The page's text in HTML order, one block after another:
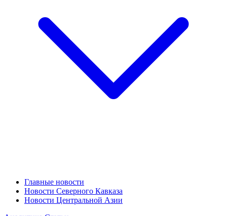
Главные новости
Новости Северного Кавказа
Новости Центральной Азии